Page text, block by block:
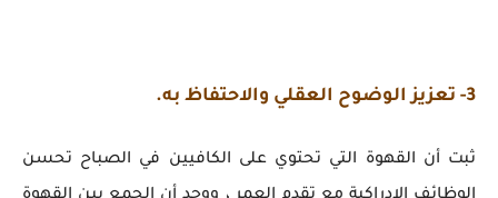
3- تعزيز الوضوح العقلي والاحتفاظ به.
ثبت أن القهوة التي تحتوي على الكافيين في الصباح تحسن